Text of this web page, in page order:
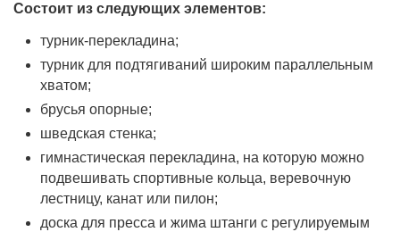
Состоит из следующих элементов:
турник-перекладина;
турник для подтягиваний широким параллельным
хватом;
брусья опорные;
шведская стенка;
гимнастическая перекладина, на которую можно
подвешивать спортивные кольца, веревочную
лестницу, канат или пилон;
доска для пресса и жима штанги с регулируемым